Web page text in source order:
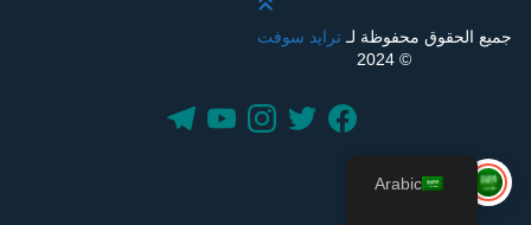
جميع الحقوق محفوظة لـترايد سوفت
© 2024
Arabic